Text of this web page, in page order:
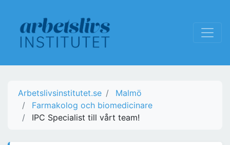
Arbetslivsinstitutet.se
Malmö
Farmakolog och biomedicinare
IPC Specialist till vårt team!